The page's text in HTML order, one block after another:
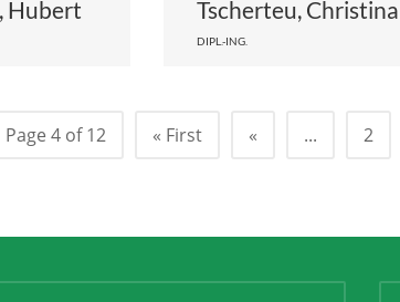
Hubert Tscherteu, Christina
DIPL.-ING.
Page 4 of 12 « First « ... 2